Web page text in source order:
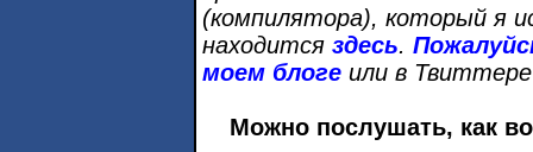
(компилятора), который я
находится здесь.
моем блоге или в
Можно послушать, как